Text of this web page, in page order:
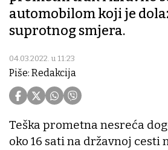
automobilom koji je
suprotnog smjera.
04.03.2022. u 11:23
Piše: Redakcija
Teška prometna nesreća
oko 16 sati na državnoj cesti